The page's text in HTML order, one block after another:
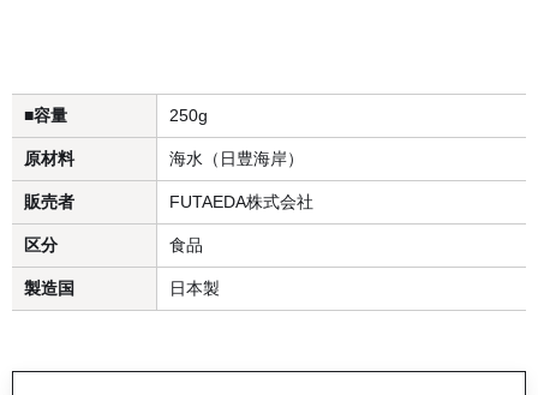
■容量 250g
原材料 海水（日豊海岸）
販売者 FUTAEDA株式会社
区分 食品
製造国 日本製